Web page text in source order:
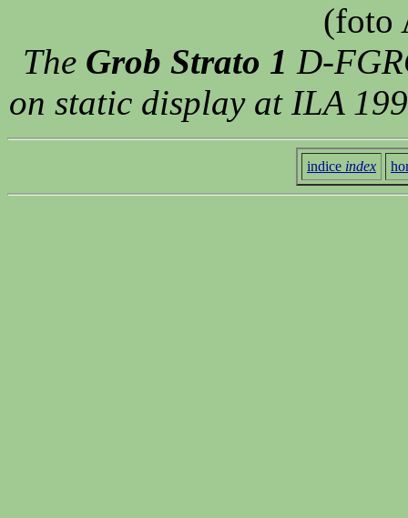
(foto
The Grob Strato 1 D-
on static display at ILA
indice index